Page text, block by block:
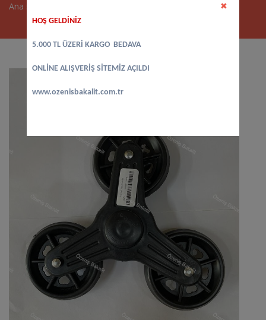
Ana sayfa
HOŞ GELDİNİZ
5.000 TL ÜZERİ KARGO BEDAVA
ONLİNE ALIŞVERİŞ SİTEMİZ AÇILDI
www.ozenisbakalit.com.tr
✖